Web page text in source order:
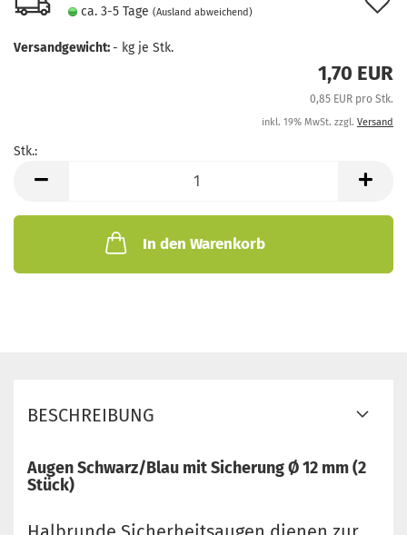
ca. 3-5 Tage (Ausland abweichend)
Versandgewicht:- kg je Stk.
1,70 EUR
0,85 EUR pro Stk.
inkl. 19% MwSt. zzgl. Versand
Stk.:
In den Warenkorb
BESCHREIBUNG
Augen Schwarz/Blau mit Sicherung Ø 12 mm (2
Stück)